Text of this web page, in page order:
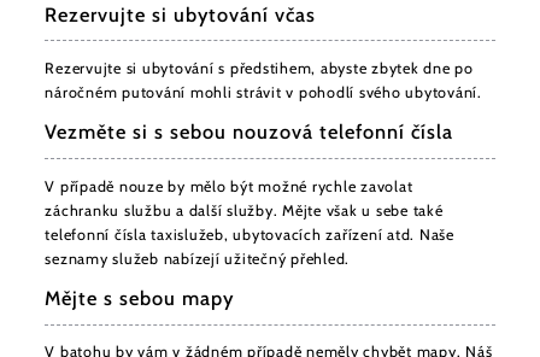
Rezervujte si ubytování včas
Rezervujte si ubytování s předstihem, abyste zbytek dne po
náročném putování mohli strávit v pohodlí svého ubytování.
Vezměte si s sebou nouzová telefonní čísla
V případě nouze by mělo být možné rychle zavolat
záchranku službu a další služby. Mějte však u sebe také
telefonní čísla taxislužeb, ubytovacích zařízení atd. Naše
seznamy služeb nabízejí užitečný přehled.
Mějte s sebou mapy
V batohu by vám v žádném případě neměly chybět mapy. Náš